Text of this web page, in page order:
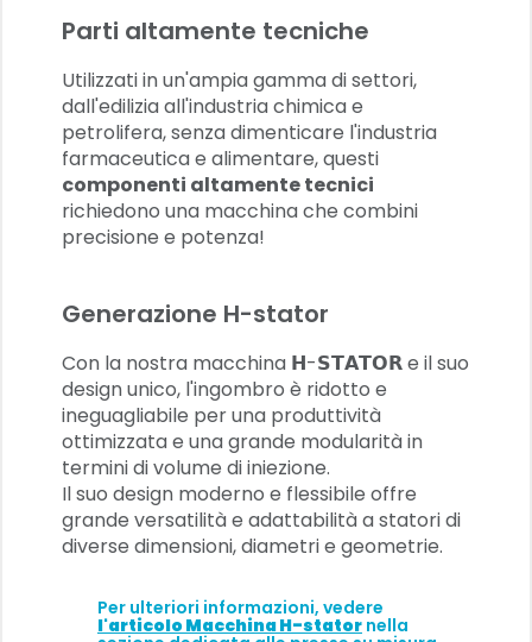
Parti altamente tecniche
Utilizzati in un'ampia gamma di settori,
dall'edilizia all'industria chimica e
petrolifera, senza dimenticare l'industria
farmaceutica e alimentare, questi
componenti altamente tecnici
richiedono una macchina che combini
precisione e potenza!
Generazione H-stator
Con la nostra macchina 𝗛-𝗦𝗧𝗔𝗧𝗢𝗥 e il suo
design unico, l'ingombro è ridotto e
ineguagliabile per una produttività
ottimizzata e una grande modularità in
termini di volume di iniezione.
Il suo design moderno e flessibile offre
grande versatilità e adattabilità a statori di
diverse dimensioni, diametri e geometrie.
Per ulteriori informazioni, vedere
l'articolo Macchina H-stator nella